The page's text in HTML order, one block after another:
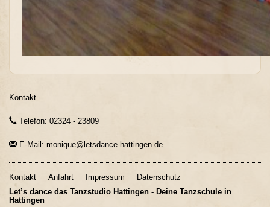
Kontakt
Telefon: 02324 - 23809
E-Mail: monique@letsdance-hattingen.de
Kontakt Anfahrt Impressum
Datenschutz
Let’s dance das Tanzstudio Hattingen - Deine Tanzschule in
Hattingen